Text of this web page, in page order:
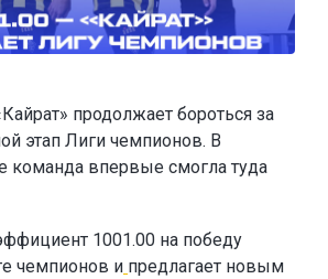
продолжает бороться за
этап Лиги чемпионов. В
команда впервые смогла туда
1001.00 на победу
чемпионов и предлагает новым